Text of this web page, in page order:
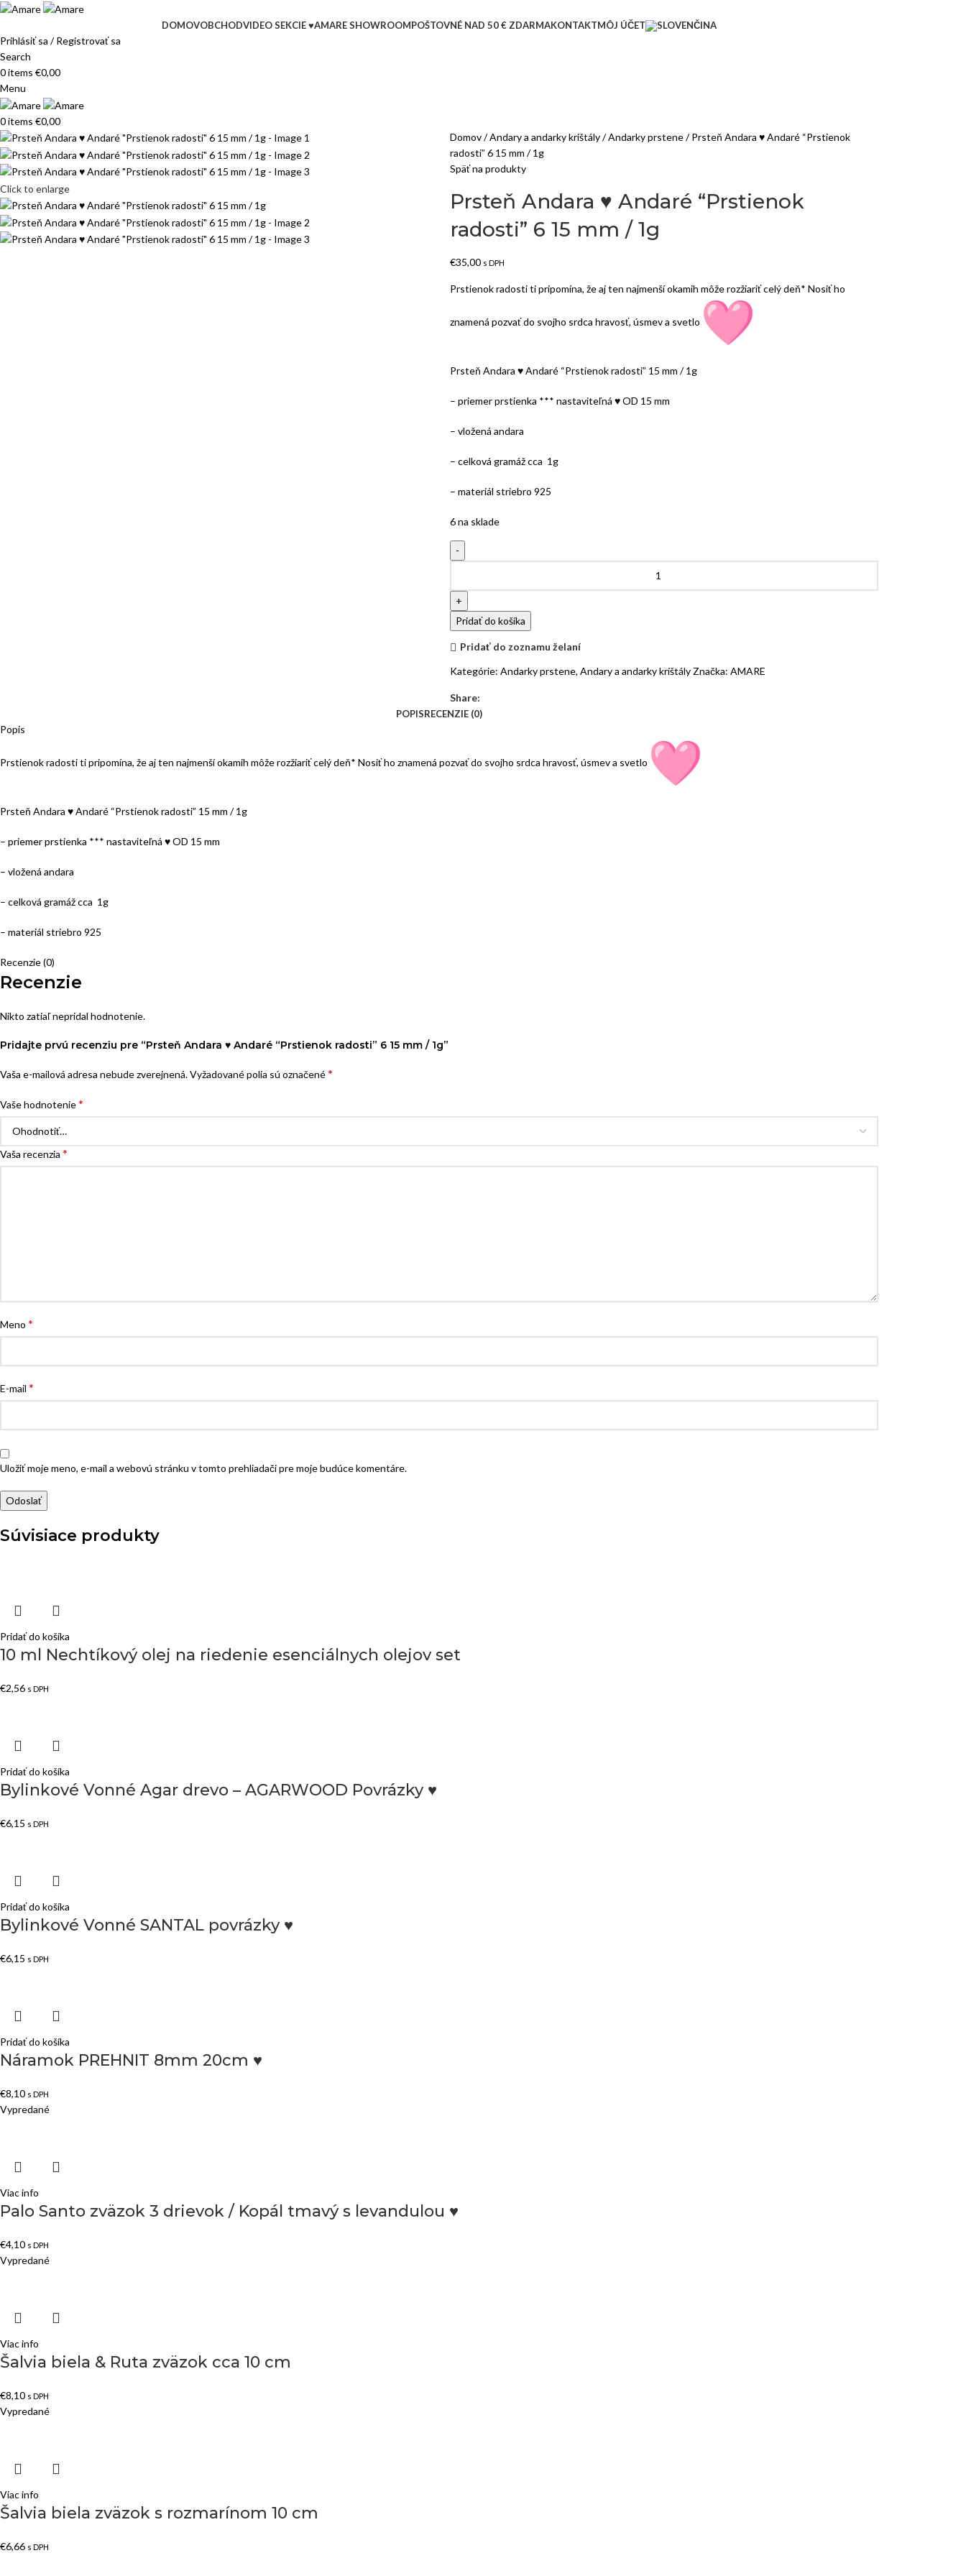
DOMOVOBCHODVIDEO SEKCIE ♥AMARE SHOWROOMPOŠTOVNÉ NAD 50 € ZDARMAKONTAKTMÔJ ÚČET
Prihlásiť sa / Registrovať sa
Search
0items €0,00
Menu
0items €0,00
Click to enlarge
Domov Andary a andarky krištály Andarky prstene
Prsteň Andara ♥ Andaré “Prstienok
radosti” 6 15 mm / 1g
Späť na produkty
Prsteň Andara ♥ Andaré “Prstienok
radosti” 6 15 mm / 1g
€35,00 s DPH
Prstienok radosti ti pripomína, že aj ten najmenší okamih môže rozžiariť celý deň* Nosiť ho
znamená pozvať do svojho srdca hravosť, úsmev a svetlo
Prsteň Andara ♥ Andaré “Prstienok radosti” 15 mm / 1g
– priemer prstienka *** nastaviteľná ♥ OD 15 mm
– vložená andara
– celková gramáž cca 1g
– materiál striebro 925
6 na sklade
Pridať do košíka
Pridať do zoznamu želaní
Kategórie: Andarky prstene, Andary a andarky krištály Značka: AMARE
Share:
POPISRECENZIE (0)
Popis
Prstienok radosti ti pripomína, že aj ten najmenší okamih môže rozžiariť celý deň* Nosiť ho znamená pozvať do svojho srdca hravosť, úsmev a svetlo
Prsteň Andara ♥ Andaré “Prstienok radosti” 15 mm / 1g
– priemer prstienka *** nastaviteľná ♥ OD 15 mm
– vložená andara
– celková gramáž cca 1g
– materiál striebro 925
Recenzie (0)
Recenzie
Nikto zatiaľ nepridal hodnotenie.
Pridajte prvú recenziu pre “Prsteň Andara ♥ Andaré “Prstienok radosti” 6 15 mm / 1g”
Vaša e-mailová adresa nebude zverejnená.Vyžadované polia sú označené*
Vaše hodnotenie*
Vaša recenzia *
Meno *
E-mail *
Uložiť moje meno, e-mail a webovú stránku v tomto prehliadači pre moje budúce komentáre.
Súvisiace produkty
Pridať do košíka
10 ml Nechtíkový olej na riedenie esenciálnych olejov set
€2,56 s DPH
Pridať do košíka
Bylinkové Vonné Agar drevo – AGARWOOD Povrázky ♥
€6,15 s DPH
Pridať do košíka
Bylinkové Vonné SANTAL povrázky ♥
€6,15 s DPH
Pridať do košíka
Náramok PREHNIT 8mm 20cm ♥
€8,10 s DPH
Vypredané
Viac info
Palo Santo zväzok 3 drievok / Kopál tmavý s levandulou ♥
€4,10 s DPH
Vypredané
Viac info
Šalvia biela & Ruta zväzok cca 10 cm
€8,10 s DPH
Vypredané
Viac info
Šalvia biela zväzok s rozmarínom 10 cm
€6,66 s DPH